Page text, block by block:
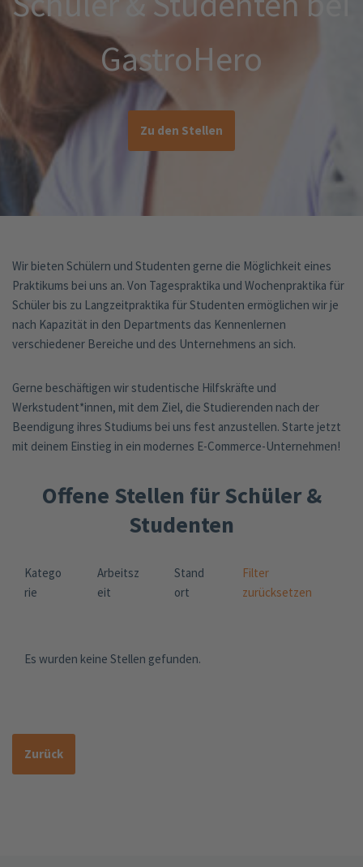
GastroHero
Zu den Stellen
Wir bieten Schülern und Studenten gerne die Möglichkeit eines
Praktikums bei uns an. Von Tagespraktika und Wochenpraktika für
Schüler bis zu Langzeitpraktika für Studenten ermöglichen wir je
nach Kapazität in den Departments das Kennenlernen
verschiedener Bereiche und des Unternehmens an sich.
Gerne beschäftigen wir studentische Hilfskräfte und
Werkstudent*innen, mit dem Ziel, die Studierenden nach der
Beendigung ihres Studiums bei uns fest anzustellen. Starte jetzt
mit deinem Einstieg in ein modernes E-Commerce-Unternehmen!
Offene Stellen für Schüler &
Studenten
Katego
rie
Arbeitsz
eit
Stand
ort
Filter
zurücksetzen
Es wurden keine Stellen gefunden.
Zurück